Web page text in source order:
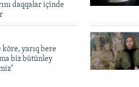
daqqalar içinde
yarıq bere
biz bütünley